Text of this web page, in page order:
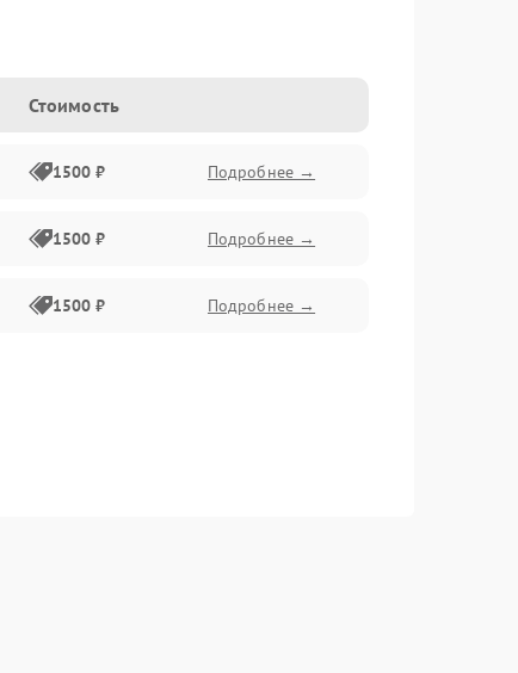
Стоимость
1500 ₽ Подробнее →
1500 ₽ Подробнее →
1500 ₽ Подробнее →